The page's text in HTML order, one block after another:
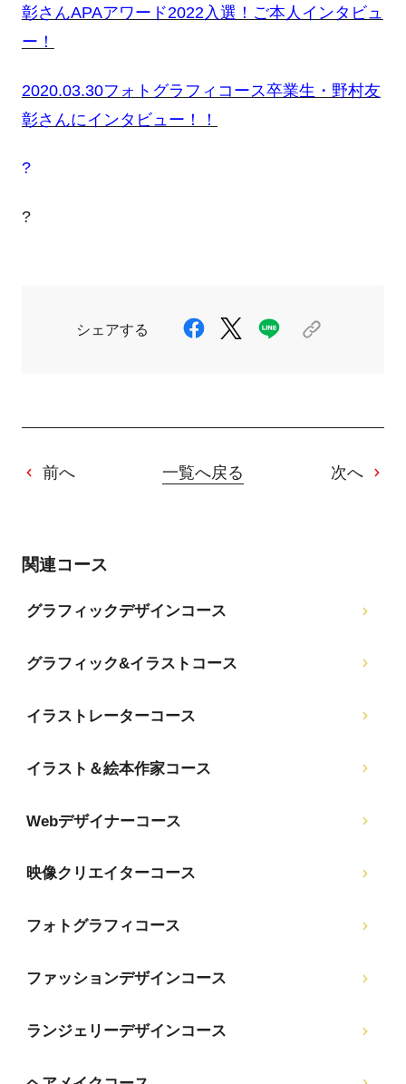
彰さんAPAアワード2022入選！ご本人インタビュ
ー！
2020.03.30フォトグラフィコース卒業生・野村友
彰さんにインタビュー！！
?
?
シェアする
前へ 一覧へ戻る 次へ
関連コース
グラフィックデザインコース
グラフィック&イラストコース
イラストレーターコース
イラスト＆絵本作家コース
Webデザイナーコース
映像クリエイターコース
フォトグラフィコース
ファッションデザインコース
ランジェリーデザインコース